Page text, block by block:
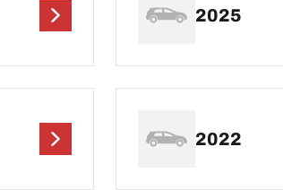
2025
2022